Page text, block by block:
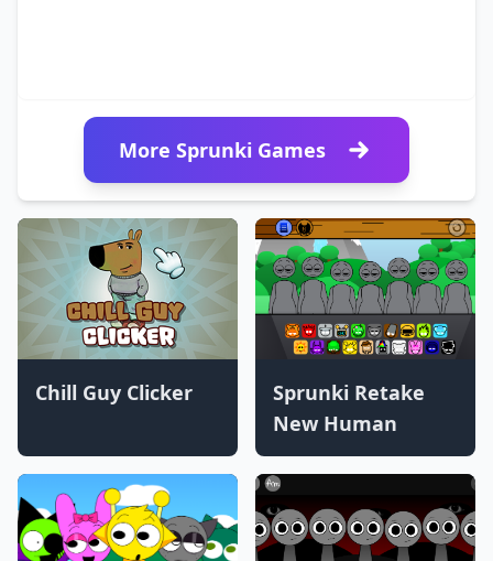
Chill Guy Clicker
Sprunki Retake
New Human